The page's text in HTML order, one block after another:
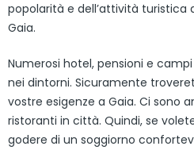
popolarità e dell’attività turistica
Gaia.
Numerosi hotel, pensioni e
nei dintorni. Sicuramente
vostre esigenze a Gaia. Ci sono
ristoranti in città. Quindi, se
godere di un soggiorno